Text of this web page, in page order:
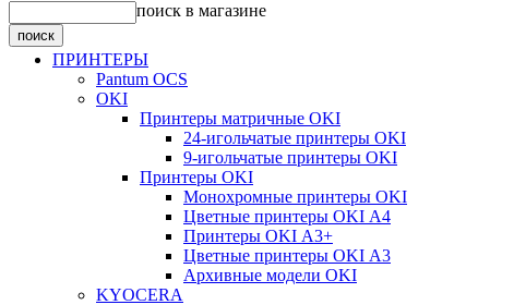
поиск в магазине
ПРИНТЕРЫ
Pantum OCS
OKI
Принтеры матричные OKI
24-игольчатые принтеры OKI
9-игольчатые принтеры OKI
Принтеры OKI
Монохромные принтеры OKI
Цветные принтеры OKI А4
Принтеры OKI А3+
Цветные принтеры OKI А3
Архивные модели OKI
KYOCERA